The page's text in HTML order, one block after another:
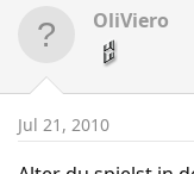
OliViero
Jul 21, 2010